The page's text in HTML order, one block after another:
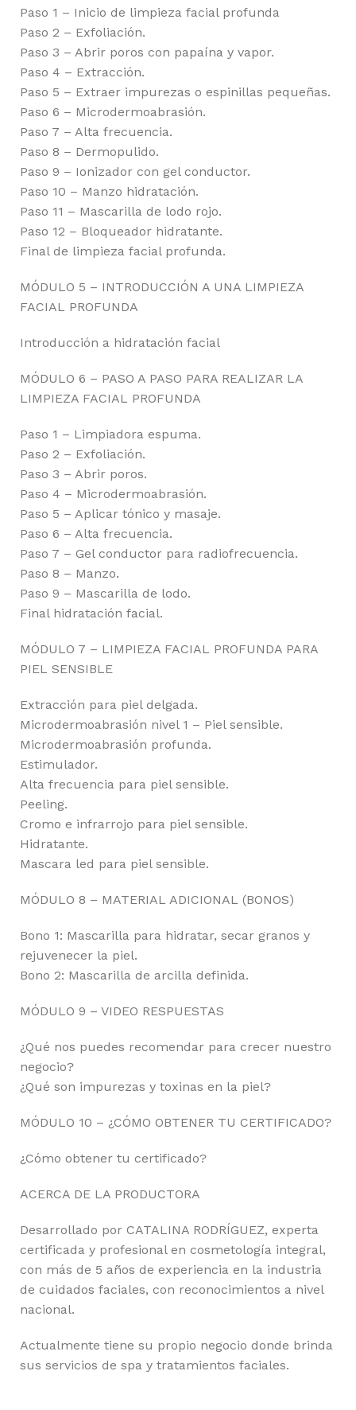
Paso 1 – Inicio de limpieza facial profunda
Paso 2 – Exfoliación.
Paso 3 – Abrir poros con papaína y vapor.
Paso 4 – Extracción.
Paso 5 – Extraer impurezas o espinillas pequeñas.
Paso 6 – Microdermoabrasión.
Paso 7 – Alta frecuencia.
Paso 8 – Dermopulido.
Paso 9 – Ionizador con gel conductor.
Paso 10 – Manzo hidratación.
Paso 11 – Mascarilla de lodo rojo.
Paso 12 – Bloqueador hidratante.
Final de limpieza facial profunda.
MÓDULO 5 – INTRODUCCIÓN A UNA LIMPIEZA
FACIAL PROFUNDA
Introducción a hidratación facial
MÓDULO 6 – PASO A PASO PARA REALIZAR LA
LIMPIEZA FACIAL PROFUNDA
Paso 1 – Limpiadora espuma.
Paso 2 – Exfoliación.
Paso 3 – Abrir poros.
Paso 4 – Microdermoabrasión.
Paso 5 – Aplicar tónico y masaje.
Paso 6 – Alta frecuencia.
Paso 7 – Gel conductor para radiofrecuencia.
Paso 8 – Manzo.
Paso 9 – Mascarilla de lodo.
Final hidratación facial.
MÓDULO 7 – LIMPIEZA FACIAL PROFUNDA PARA
PIEL SENSIBLE
Extracción para piel delgada.
Microdermoabrasión nivel 1 – Piel sensible.
Microdermoabrasión profunda.
Estimulador.
Alta frecuencia para piel sensible.
Peeling.
Cromo e infrarrojo para piel sensible.
Hidratante.
Mascara led para piel sensible.
MÓDULO 8 – MATERIAL ADICIONAL (BONOS)
Bono 1: Mascarilla para hidratar, secar granos y
rejuvenecer la piel.
Bono 2: Mascarilla de arcilla definida.
MÓDULO 9 – VIDEO RESPUESTAS
¿Qué nos puedes recomendar para crecer nuestro
negocio?
¿Qué son impurezas y toxinas en la piel?
MÓDULO 10 – ¿CÓMO OBTENER TU CERTIFICADO?
¿Cómo obtener tu certificado?
ACERCA DE LA PRODUCTORA
Desarrollado por CATALINA RODRÍGUEZ, experta
certificada y profesional en cosmetología integral,
con más de 5 años de experiencia en la industria
de cuidados faciales, con reconocimientos a nivel
nacional.
Actualmente tiene su propio negocio donde brinda
sus servicios de spa y tratamientos faciales.